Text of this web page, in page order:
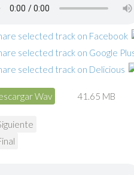
Wav 41.65 MB